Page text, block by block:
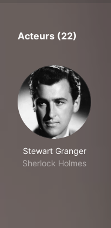
Acteurs (22)
Stewart Granger
Sherlock Holmes